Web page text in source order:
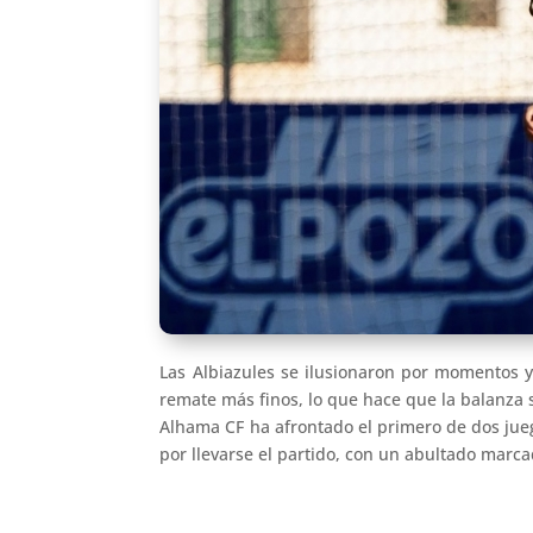
Las Albiazules se ilusionaron por
remate más finos, lo que hace que la
Alhama CF ha afrontado el primero de dos
por llevarse el partido, con un abultado